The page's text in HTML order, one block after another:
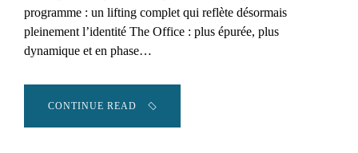
programme : un lifting complet qui reflète désormais
pleinement l’identité The Office : plus épurée, plus
dynamique et en phase…
CONTINUE READ